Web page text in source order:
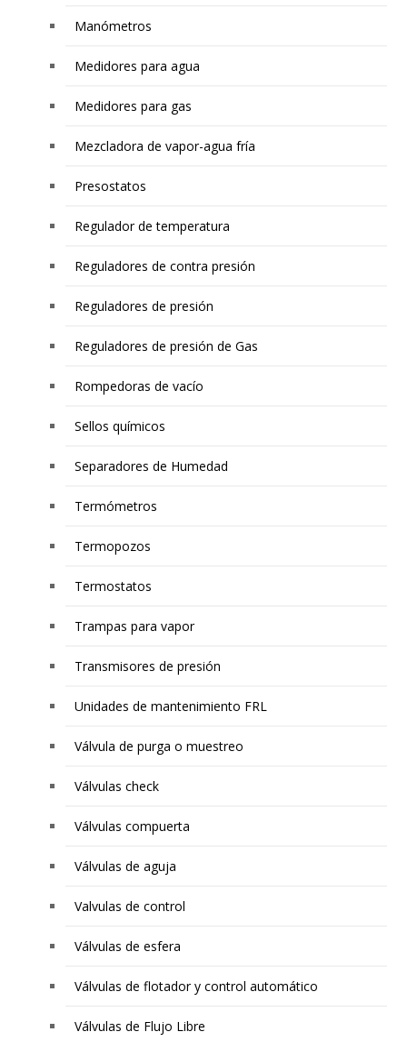
Manómetros
Medidores para agua
Medidores para gas
Mezcladora de vapor-agua fría
Presostatos
Regulador de temperatura
Reguladores de contra presión
Reguladores de presión
Reguladores de presión de Gas
Rompedoras de vacío
Sellos químicos
Separadores de Humedad
Termómetros
Termopozos
Termostatos
Trampas para vapor
Transmisores de presión
Unidades de mantenimiento FRL
Válvula de purga o muestreo
Válvulas check
Válvulas compuerta
Válvulas de aguja
Valvulas de control
Válvulas de esfera
Válvulas de flotador y control automático
Válvulas de Flujo Libre